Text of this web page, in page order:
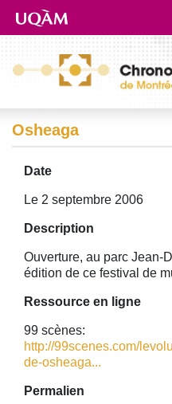
Aller directement au contenu
Osheaga
Date
Le 2 septembre 2006
Description
Ouverture, au parc Jean-
édition de ce festival de
Ressource en ligne
99 scènes:
http://99scenes.com/
de-osheaga...
Permalien